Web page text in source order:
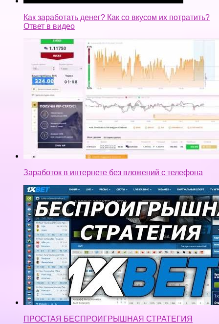
Заработок в интернете без вложений с телефона
ПРОСТАЯ БЕСПРОИГРЫШНАЯ СТРАТЕГИЯ
СТАВОК 1XBET. Букмекерская контора. Ставки на
спорт. Промо-код.